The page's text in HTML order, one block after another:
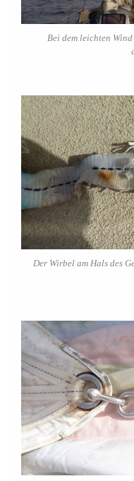
Bei dem leichten
Der Wirbel am Hals des